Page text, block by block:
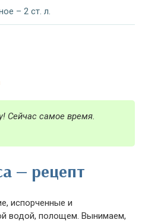
– 2 ст. л.
Сейчас самое время.
— рецепт
испорченные и
водой, полощем. Вынимаем,